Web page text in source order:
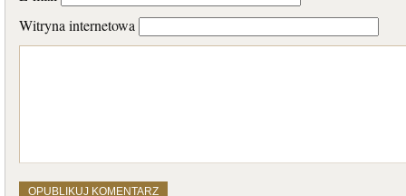
Witryna internetowa